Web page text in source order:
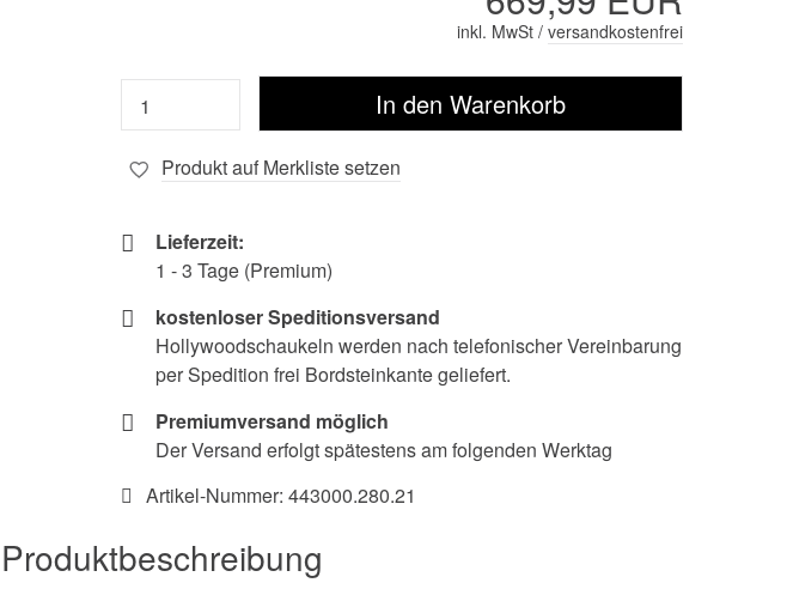
inkl. MwSt / versandkostenfrei
Produkt auf Merkliste setzen
Lieferzeit:
1 - 3 Tage (Premium)
kostenloser Speditionsversand
Hollywoodschaukeln werden nach telefonischer Vereinbarung
per Spedition frei Bordsteinkante geliefert.
Premiumversand möglich
Der Versand erfolgt spätestens am folgenden Werktag
Artikel-Nummer: 443000.280.21
Produktbeschreibung